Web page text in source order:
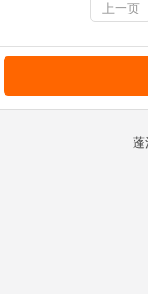
上一页
蓬